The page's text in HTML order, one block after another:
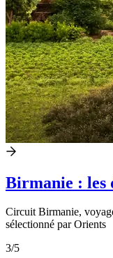
Birmanie : les
Circuit Birmanie,
sélectionné par Orients
3/5